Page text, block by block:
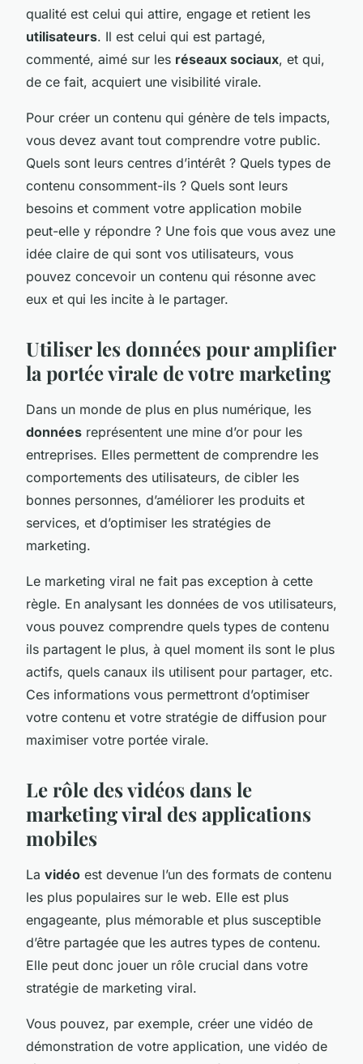
qualité est celui qui attire, engage et retient les
utilisateurs. Il est celui qui est partagé,
commenté, aimé sur les réseaux sociaux, et qui,
de ce fait, acquiert une visibilité virale.
Pour créer un contenu qui génère de tels impacts,
vous devez avant tout comprendre votre public.
Quels sont leurs centres d’intérêt ? Quels types de
contenu consomment-ils ? Quels sont leurs
besoins et comment votre application mobile
peut-elle y répondre ? Une fois que vous avez une
idée claire de qui sont vos utilisateurs, vous
pouvez concevoir un contenu qui résonne avec
eux et qui les incite à le partager.
Utiliser les données pour amplifier
la portée virale de votre marketing
Dans un monde de plus en plus numérique, les
données représentent une mine d’or pour les
entreprises. Elles permettent de comprendre les
comportements des utilisateurs, de cibler les
bonnes personnes, d’améliorer les produits et
services, et d’optimiser les stratégies de
marketing.
Le marketing viral ne fait pas exception à cette
règle. En analysant les données de vos utilisateurs,
vous pouvez comprendre quels types de contenu
ils partagent le plus, à quel moment ils sont le plus
actifs, quels canaux ils utilisent pour partager, etc.
Ces informations vous permettront d’optimiser
votre contenu et votre stratégie de diffusion pour
maximiser votre portée virale.
Le rôle des vidéos dans le
marketing viral des applications
mobiles
La vidéo est devenue l’un des formats de contenu
les plus populaires sur le web. Elle est plus
engageante, plus mémorable et plus susceptible
d’être partagée que les autres types de contenu.
Elle peut donc jouer un rôle crucial dans votre
stratégie de marketing viral.
Vous pouvez, par exemple, créer une vidéo de
démonstration de votre application, une vidéo de